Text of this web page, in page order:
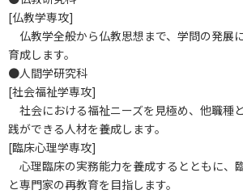
[仏教学専攻]
仏教学全般から仏教思想まで、学問の発展
育成します。
●人間学研究科
[社会福祉学専攻]
社会における福祉ニーズを見極め、他職種
践ができる人材を養成します。
[臨床心理学専攻]
心理臨床の実務能力を養成するとともに、
と専門家の再教育を目指します。